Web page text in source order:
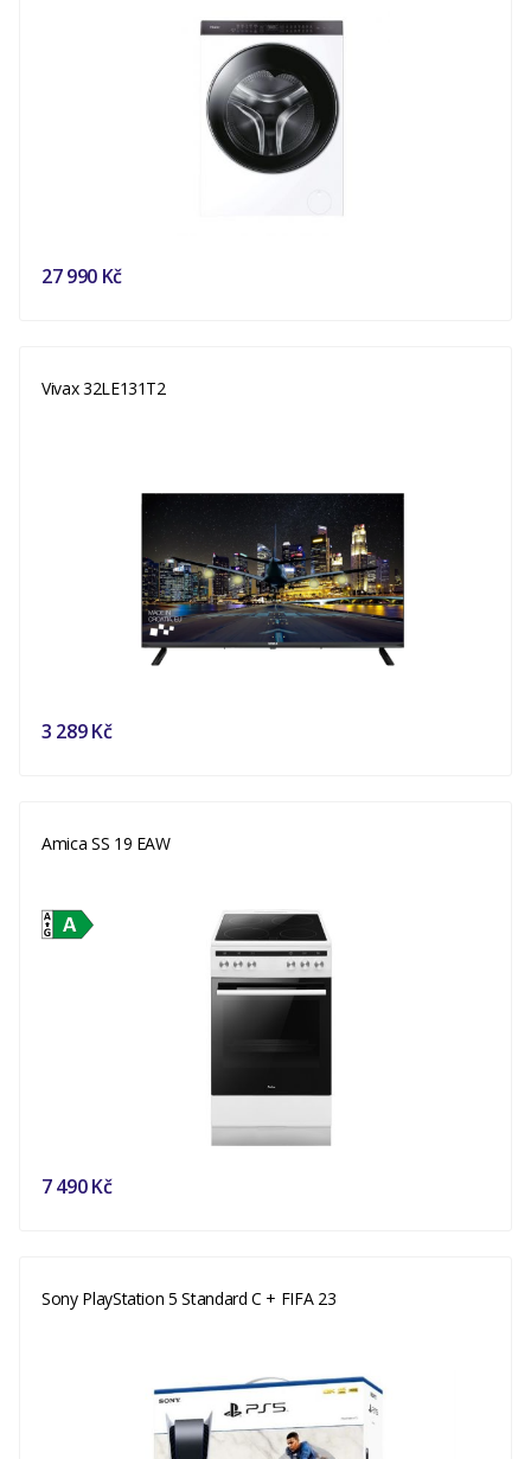
27 990 Kč
Vivax 32LE131T2
3 289 Kč
Amica SS 19 EAW
7 490 Kč
Sony PlayStation 5 Standard C + FIFA 23